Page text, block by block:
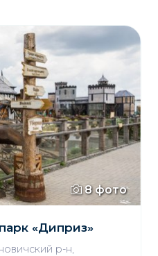
8 фото
«Диприз»
р-н,